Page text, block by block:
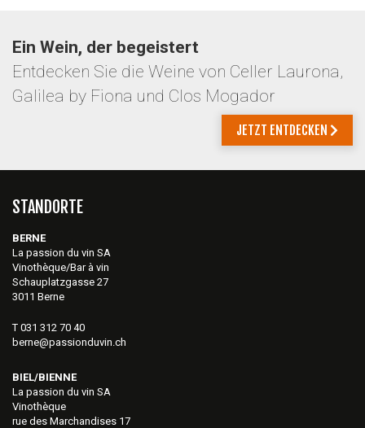
Ein Wein, der begeistert
Entdecken Sie die Weine von Celler Laurona,
Galilea by Fiona und Clos Mogador
JETZT ENTDECKEN
STANDORTE
BERNE
La passion du vin SA
Vinothèque/Bar à vin
Schauplatzgasse 27
3011 Berne
T 031 312 70 40
berne@passionduvin.ch
BIEL/BIENNE
La passion du vin SA
Vinothèque
rue des Marchandises 17